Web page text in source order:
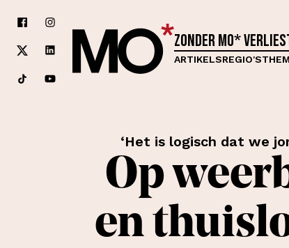
Zonder MO*
ARTIKELSREGIO'S
‘Het is logisch dat we
Op
en